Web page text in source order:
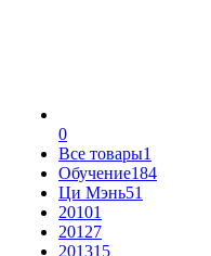
0
Все товары1
Обучение184
Ци Мэнь51
20101
20127
201315